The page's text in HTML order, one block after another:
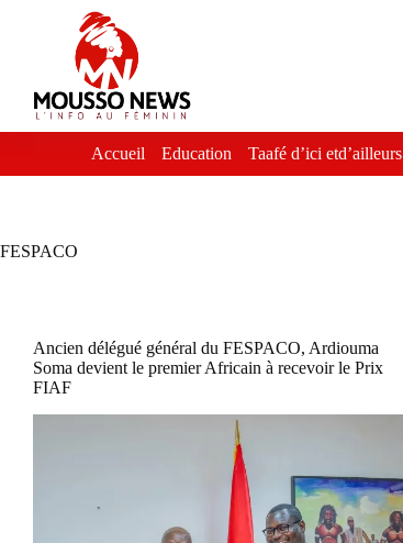
Accueil Education Taafé d’ici etd’ailleurs
FESPACO
Ancien délégué général du FESPACO, Ardiouma
Soma devient le premier Africain à recevoir le Prix
FIAF